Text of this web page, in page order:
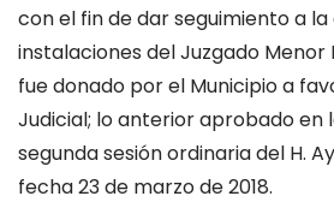
con el fin de dar seguimiento a
instalaciones del Juzgado Menor
fue donado por el Municipio a
Judicial; lo anterior aprobado en
segunda sesión ordinaria del H.
fecha 23 de marzo de 2018.